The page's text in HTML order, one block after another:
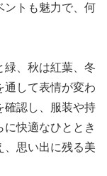
ントも魅力で、何
緑、秋は紅葉、冬
通して表情が変わ
確認し、服装や持
快適なひととき
、思い出に残る美